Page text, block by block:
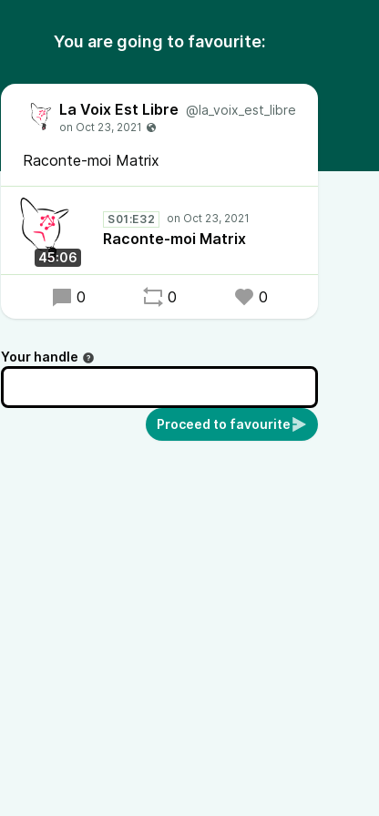
You are going to favourite:
La Voix Est Libre @la_voix_est_libre
Raconte-moi Matrix
45:06
S01:E32
Raconte-moi Matrix
0 0 0
Your handle
Proceed to favourite